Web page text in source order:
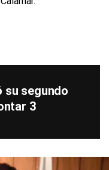
su segundo
3